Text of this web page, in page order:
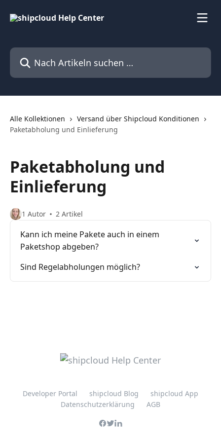
Nach Artikeln suchen …
Alle Kollektionen
Versand über Shipcloud Konditionen
Paketabholung und Einlieferung
Paketabholung und
Einlieferung
1 Autor 2 Artikel
Kann ich meine Pakete auch in einem
Paketshop abgeben?
Sind Regelabholungen möglich?
Developer Portal shipcloud Blog
shipcloud App
Datenschutzerklärung
AGB